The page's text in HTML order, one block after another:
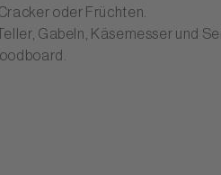
oder Früchten.
Gabeln, Käsemesser und